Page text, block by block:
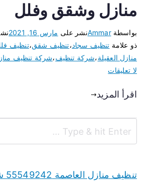
منازل وشقق وفلل
بواسطةAmmarنشر على مارس 16, 2021
ذو علامة تنظيف سجاد،تنظيف شقق،تنظيف
منازل العقيلة،شركة تنظيف،شركة تنظيف
لا تعليقات
اقرأ المزيد